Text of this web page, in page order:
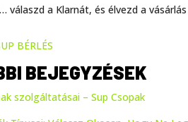
válaszd a Klarnát, és élvezd a
BÉRLÉS
BEJEGYZÉSEK
szolgáltatásai – Sup Csopak